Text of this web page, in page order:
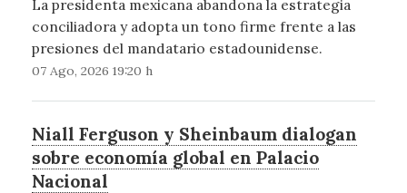
La presidenta mexicana abandona la estrategia
conciliadora y adopta un tono firme frente a las
presiones del mandatario estadounidense.
07 Ago, 2026 19:20 h
Niall Ferguson y Sheinbaum dialogan
sobre economía global en Palacio
Nacional